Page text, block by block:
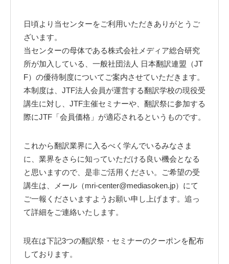
日頃より当センターをご利用いただきありがとうご
ざいます。
当センターの母体である株式会社メディア総合研究
所が加入している、一般社団法人 日本翻訳連盟（JT
F）の優待制度についてご案内させていただきます。
本制度は、JTF法人会員が運営する翻訳学校の現役受
講生に対し、JTF主催セミナーや、翻訳祭に参加する
際にJTF「会員価格」が適応されるというものです。
これから翻訳業界に入るべく学んでいるみなさま
に、業界をさらに知っていただける良い機会となる
と思いますので、是非ご活用ください。ご希望の受
講生は、メール（mri-center@mediasoken.jp）にて
ご一報くださいますようお願い申し上げます。追っ
て詳細をご連絡いたします。
現在は下記3つの翻訳祭・セミナーのクーポンを配布
しております。